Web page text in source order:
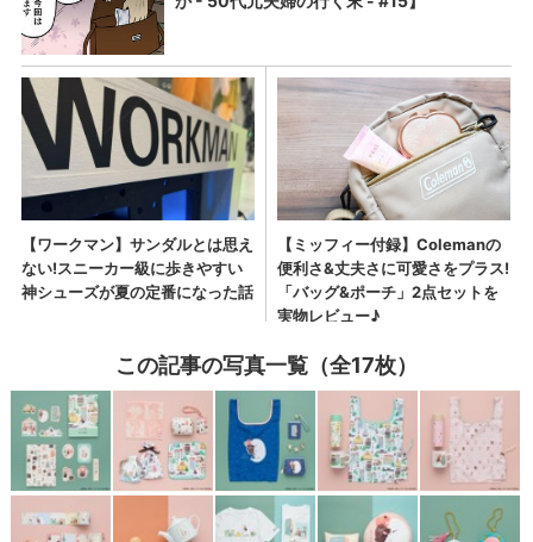
この記事の写真一覧（全17枚）